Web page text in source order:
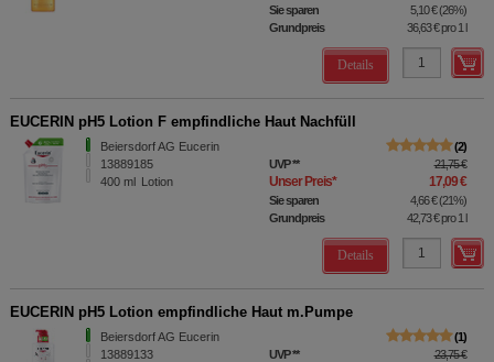
Sie sparen 5,10 €(26%)
Grundpreis
36,63 €pro 1 l
Details
EUCERIN pH5 Lotion F empfindliche Haut Nachfüll
Beiersdorf AG Eucerin
13889185
400 ml Lotion
2
UVP** 21,75 €
Unser Preis* 17,09 €
Sie sparen 4,66 €(21%)
Grundpreis
42,73 €pro 1 l
Details
EUCERIN pH5 Lotion empfindliche Haut m.Pumpe
Beiersdorf AG Eucerin
13889133
1
UVP** 23,75 €